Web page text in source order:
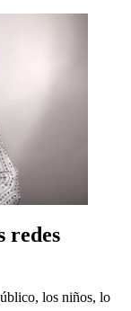
redes
los niños, lo